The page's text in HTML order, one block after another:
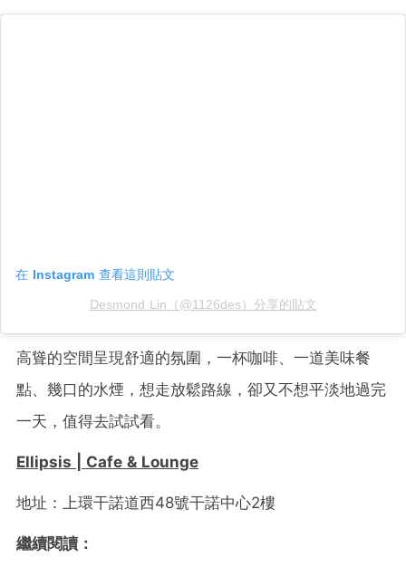
在 Instagram 查看這則貼文
Desmond Lin（@1126des）分享的貼文
高聳的空間呈現舒適的氛圍，一杯咖啡、一道美味餐
點、幾口的水煙，想走放鬆路線，卻又不想平淡地過完
一天，值得去試試看。
Ellipsis | Cafe & Lounge
地址：上環干諾道西48號干諾中心2樓
繼續閱讀：